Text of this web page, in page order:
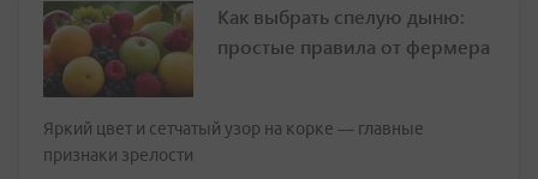
Как выбрать спелую дыню:
простые правила от фермера
Яркий цвет и сетчатый узор на корке — главные
признаки зрелости